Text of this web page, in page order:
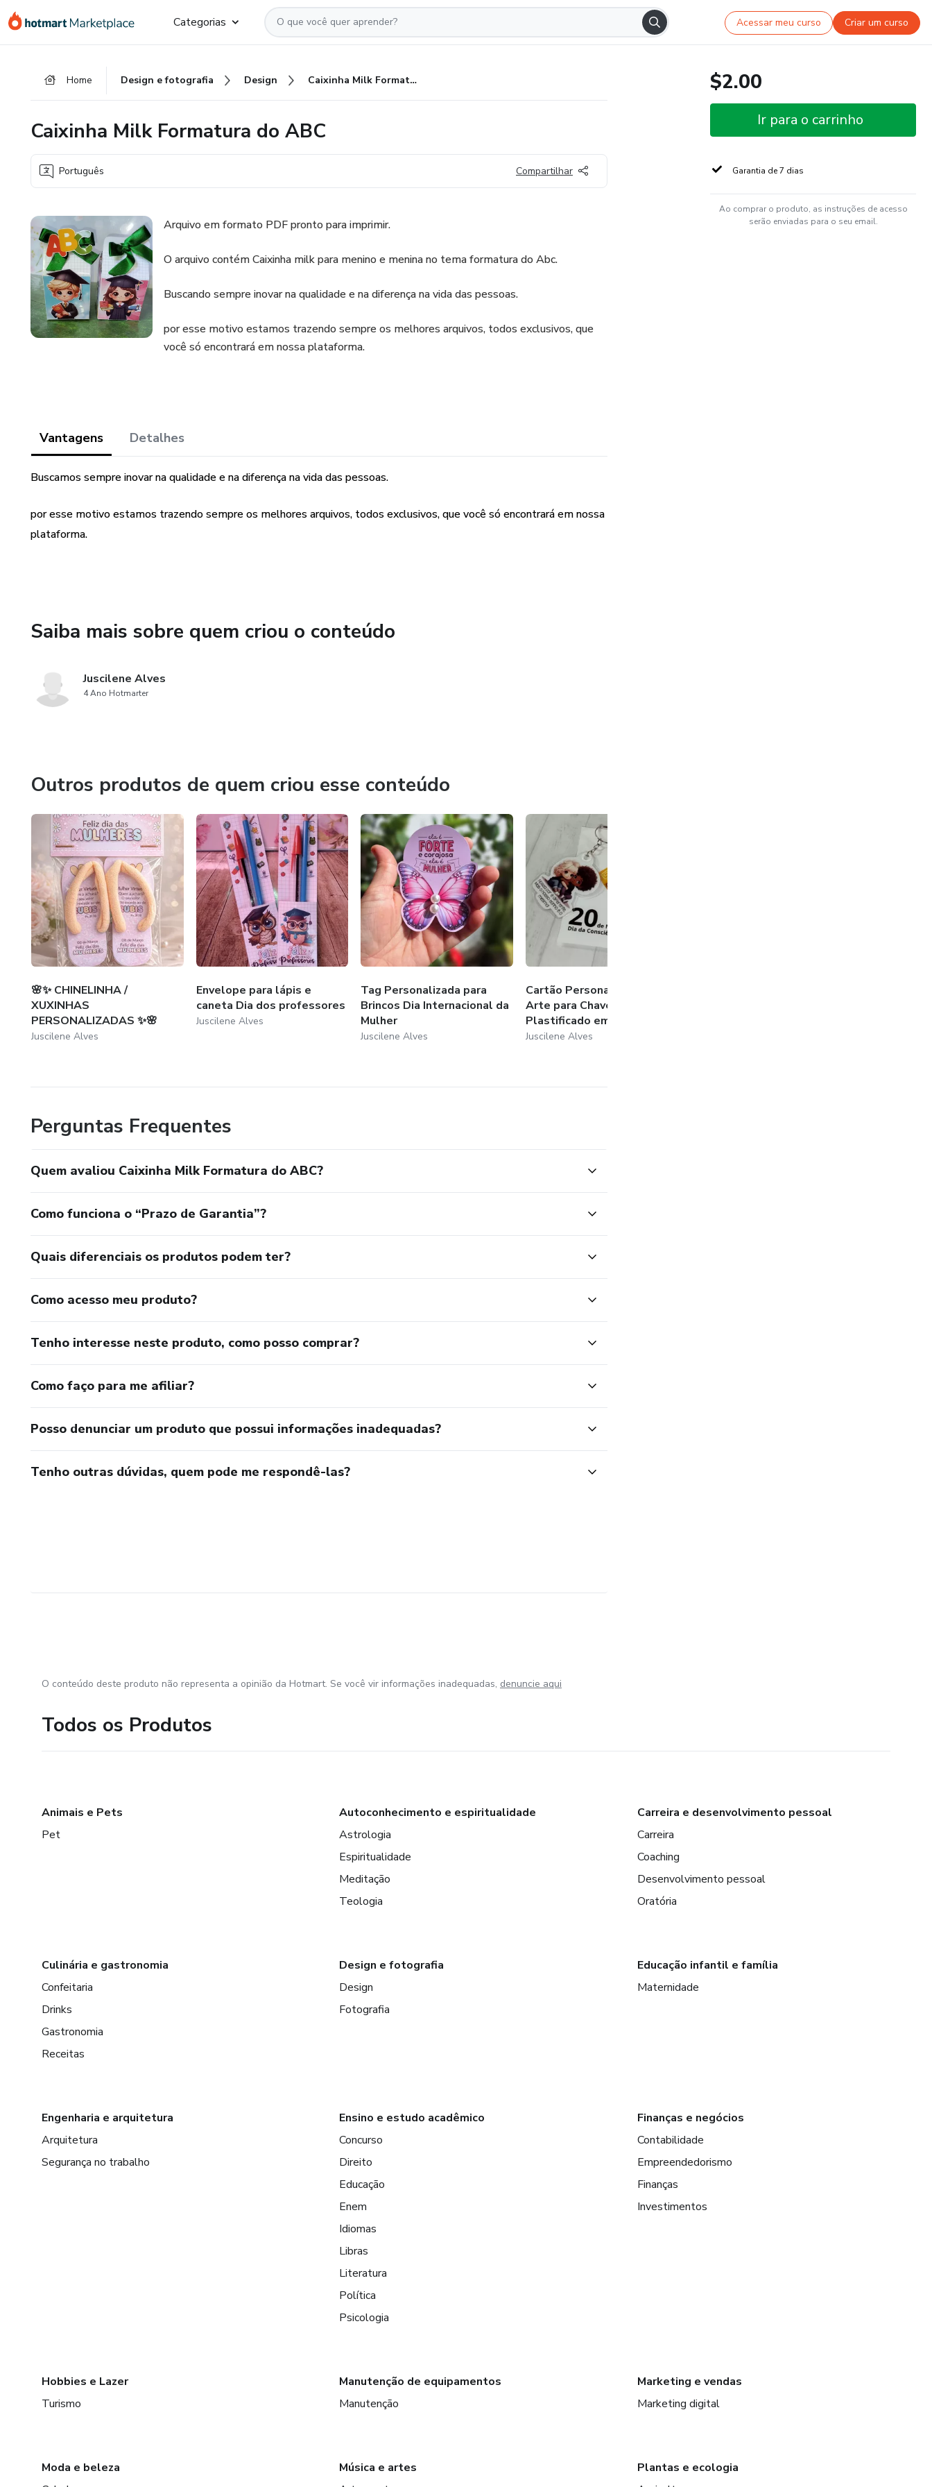
para
para
para
Categorias Acessar meu curso Criar um curso
Home Design e fotografia Design Caixinha Milk Formatura do ABC
Caixinha Milk Formatura do ABC
Português Compartilhar
Arquivo em formato PDF pronto para imprimir.
O arquivo contém Caixinha milk para menino e menina no tema formatura do Abc.
Buscando sempre inovar na qualidade e na diferença na vida das pessoas.
por esse motivo estamos trazendo sempre os melhores arquivos, todos exclusivos, que
você só encontrará em nossa plataforma.
Vantagens Detalhes
Buscamos sempre inovar na qualidade e na diferença na vida das pessoas.
por esse motivo estamos trazendo sempre os melhores arquivos, todos exclusivos, que você só encontrará em nossa
plataforma.
Saiba mais sobre quem criou o conteúdo
Juscilene Alves
4 Ano Hotmarter
Outros produtos de quem criou esse conteúdo
🌸✨ CHINELINHA /
XUXINHAS
PERSONALIZADAS ✨🌸
Juscilene Alves
Envelope para lápis e
caneta Dia dos professores
Juscilene Alves
Tag Personalizada para
Brincos Dia Internacional da
Mulher
Juscilene Alves
Cartão Personalizado +
Arte para Chaveiro
Plastificado em Al...
Juscilene Alves
Perguntas Frequentes
Quem avaliou Caixinha Milk Formatura do ABC?
Como funciona o “Prazo de Garantia”?
Quais diferenciais os produtos podem ter?
Como acesso meu produto?
Tenho interesse neste produto, como posso comprar?
Como faço para me afiliar?
Posso denunciar um produto que possui informações inadequadas?
Tenho outras dúvidas, quem pode me respondê-las?
$2.00
Ir para o carrinho
Garantia de 7 dias
Ao comprar o produto, as instruções de acesso
serão enviadas para o seu email.
O conteúdo deste produto não representa a opinião da Hotmart. Se você vir informações inadequadas, denuncie aqui
Todos os Produtos
Animais e Pets
Pet
Autoconhecimento e espiritualidade
Astrologia
Espiritualidade
Meditação
Teologia
Carreira e desenvolvimento pessoal
Carreira
Coaching
Desenvolvimento pessoal
Oratória
Culinária e gastronomia
Confeitaria
Drinks
Gastronomia
Receitas
Design e fotografia
Design
Fotografia
Educação infantil e família
Maternidade
Engenharia e arquitetura
Arquitetura
Segurança no trabalho
Ensino e estudo acadêmico
Concurso
Direito
Educação
Enem
Idiomas
Libras
Literatura
Política
Psicologia
Finanças e negócios
Contabilidade
Empreendedorismo
Finanças
Investimentos
Hobbies e Lazer
Turismo
Manutenção de equipamentos
Manutenção
Marketing e vendas
Marketing digital
Moda e beleza
Música e artes
Plantas e ecologia